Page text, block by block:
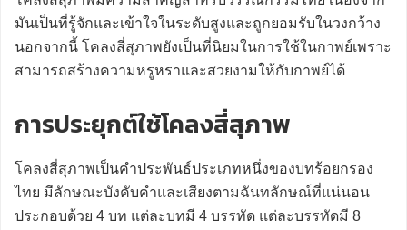
มันเป็นที่รู้จักและเข้าใจในระดับสูงและถูกยอมรับในวงกว้าง
นอกจากนี้ โคลงสี่สุภาพยังเป็นที่นิยมในการใช้ในกาพย์เพราะ
สามารถสร้างความหรูหราและสวยงามให้กับกาพย์ได้
การประยุกต์ใช้โคลงสี่สุภาพ
โคลงสี่สุภาพเป็นคำประพันธ์ประเภทหนึ่งของบทร้อยกรอง
ไทย มีลักษณะบังคับคำและเสียงตามฉันทลักษณ์ที่แน่นอน
ประกอบด้วย 4 บท แต่ละบทมี 4 บรรทัด แต่ละบรรทัดมี 8